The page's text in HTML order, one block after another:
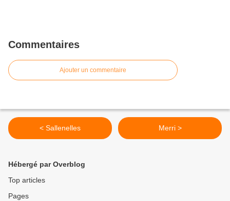
Commentaires
Ajouter un commentaire
< Sallenelles Merri >
Hébergé par Overblog
Top articles
Pages